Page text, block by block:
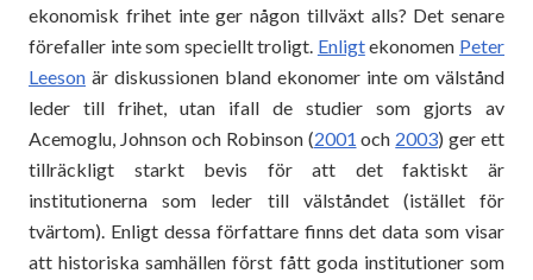
ekonomisk frihet inte ger någon tillväxt alls? Det senare
förefaller inte som speciellt troligt. Enligtekonomen Peter
Leeson är diskussionen bland ekonomer inte om välstånd
leder till frihet, utan ifall de studier som gjorts av
Acemoglu, Johnson och Robinson (2001 och 2003) ger ett
tillräckligt starkt bevis för att det faktiskt är
institutionerna som leder till välståndet (istället för
tvärtom). Enligt dessa författare finns det data som visar
att historiska samhällen först fått goda institutioner som